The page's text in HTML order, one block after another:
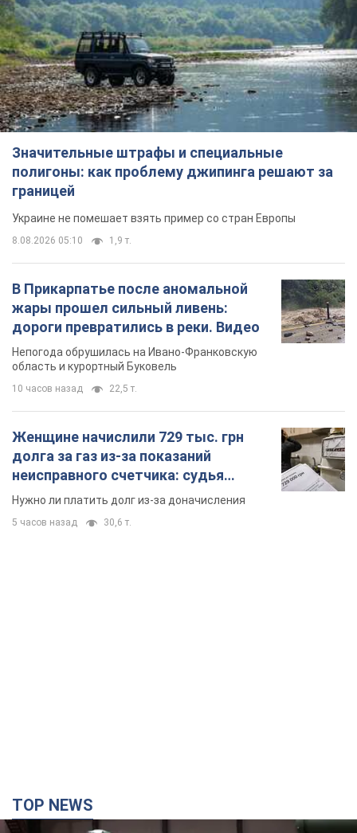
Значительные штрафы и специальные
полигоны: как проблему джипинга решают за
границей
Украине не помешает взять пример со стран Европы
8.08.2026 05:10 1,9 т.
В Прикарпатье после аномальной
жары прошел сильный ливень:
дороги превратились в реки. Видео
Непогода обрушилась на Ивано-Франковскую
область и курортный Буковель
10 часов назад 22,5 т.
Женщине начислили 729 тыс. грн
долга за газ из-за показаний
неисправного счетчика: судья
вынес неожиданное решение
Нужно ли платить долг из-за доначисления
5 часов назад 30,6 т.
TOP NEWS